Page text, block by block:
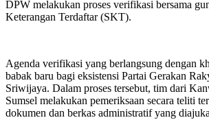
DPW melakukan proses verifikasi bersama
Keterangan Terdaftar (SKT).
Agenda verifikasi yang berlangsung dengan
babak baru bagi eksistensi Partai Gerakan
Sriwijaya. Dalam proses tersebut, tim dari
Sumsel melakukan pemeriksaan secara teliti
dokumen dan berkas administratif yang